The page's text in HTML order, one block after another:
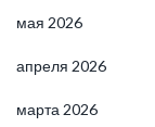
мая 2026
апреля 2026
марта 2026